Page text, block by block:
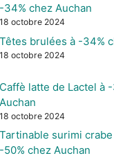
-34% chez Auchan
18 octobre 2024
Têtes brulées à -34%
18 octobre 2024
Caffè latte de Lactel à
Auchan
18 octobre 2024
Tartinable surimi
-50% chez Auchan